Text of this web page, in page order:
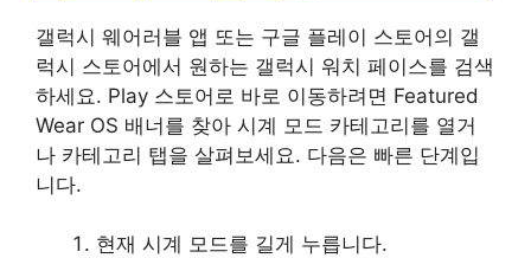
갤럭시 웨어러블 앱 또는 구글 플레이 스토어의 갤
럭시 스토어에서 원하는 갤럭시 워치 페이스를 검색
하세요. Play 스토어로 바로 이동하려면 Featured
Wear OS 배너를 찾아 시계 모드 카테고리를 열거
나 카테고리 탭을 살펴보세요. 다음은 빠른 단계입
니다.
현재 시계 모드를 길게 누릅니다.